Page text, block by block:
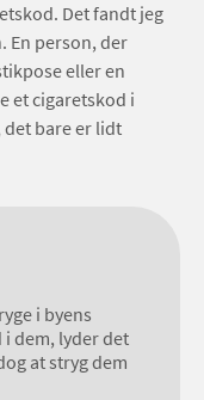
Det fandt jeg
En person, der
eller en
et cigaretskod i
bare er lidt
i byens
dem, lyder det
at stryg dem